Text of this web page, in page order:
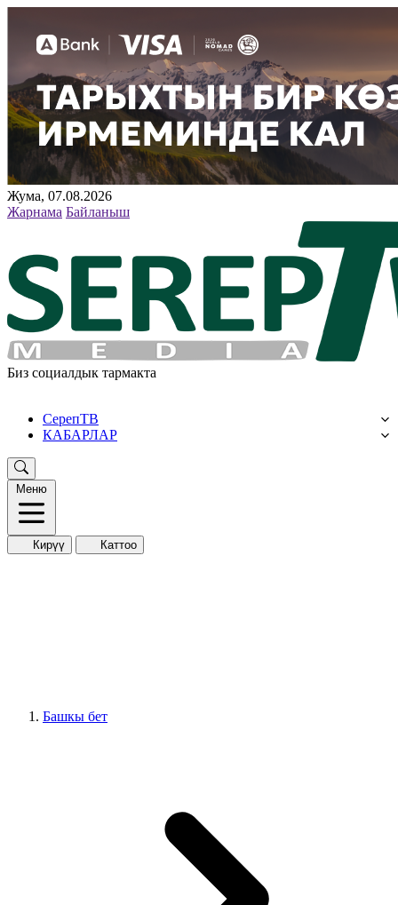
Жума, 07.08.2026
Жарнама Байланыш
Биз социалдык тармакта
СерепТВ
КАБАРЛАР
Меню
Кирүү Каттоо
Башкы бет